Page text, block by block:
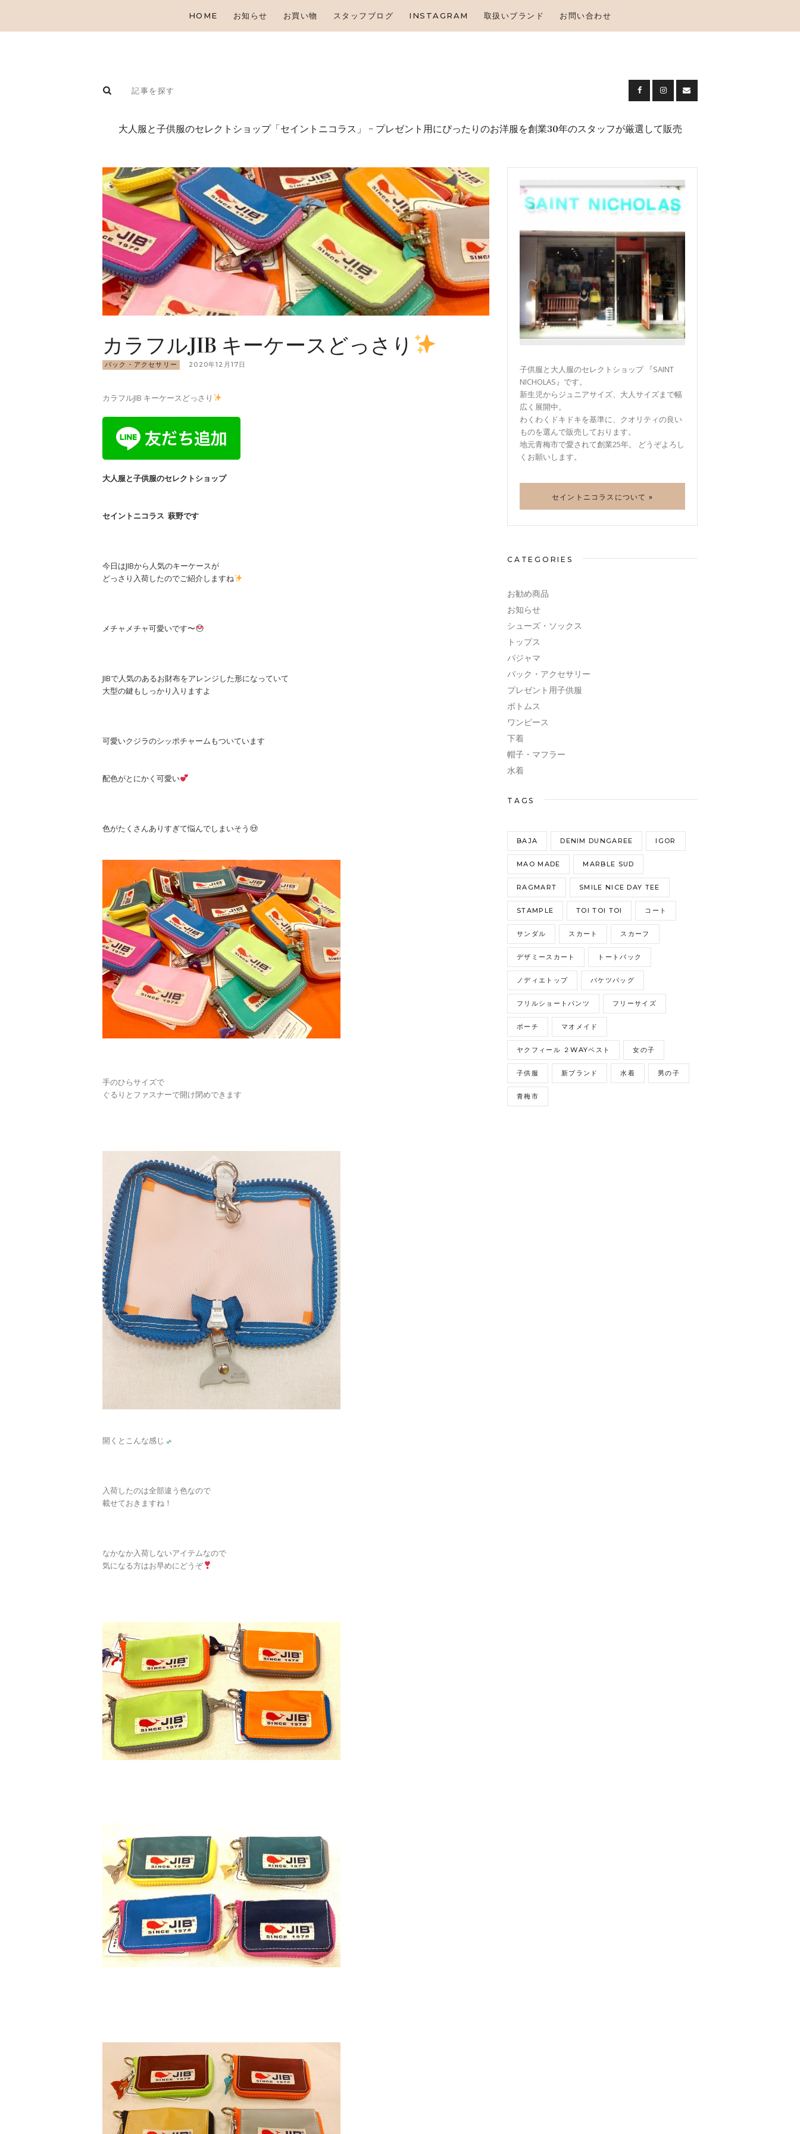
HOME お知らせ お買い物 スタッフブログ INSTAGRAM 取扱いブランド お問い合わせ
⼤⼈服と⼦供服のセレクトショップ「セイントニコラス」 – プレゼント⽤にぴったりのお洋服を創業30年のスタッフが厳選して販売
HOME
INSTAGRAM
お問い合わせ
カラフルJIB キーケースどっさり
バック・アクセサリー 2020年12月17日
カラフルJIB キーケースどっさり
大人服と子供服のセレクトショップ
セイントニコラス 萩野です
今日はJIBから人気のキーケースが
どっさり入荷したのでご紹介しますね
メチャメチャ可愛いです〜
JIBで人気のあるお財布をアレンジした形になっていて
大型の鍵もしっかり入りますよ
可愛いクジラのシッポチャームもついています
配色がとにかく可愛い
色がたくさんありすぎて悩んでしまいそう
手のひらサイズで
ぐるりとファスナーで開け閉めできます
開くとこんな感じ
入荷したのは全部違う色なので
載せておきますね！
なかなか入荷しないアイテムなので
気になる方はお早めにどうぞ
子供服と大人服のセレクトショップ 『SAINT
NICHOLAS』です。
新生児からジュニアサイズ、大人サイズまで幅
広く展開中。
わくわくドキドキを基準に、クオリティの良い
ものを選んで販売しております。
地元青梅市で愛されて創業25年。 どうぞよろし
くお願いします。
セイントニコラスについて »
CATEGORIES
お勧め商品
お知らせ
シューズ・ソックス
トップス
パジャマ
バック・アクセサリー
プレゼント用子供服
ボトムス
ワンピース
下着
帽子・マフラー
水着
TAGS
BAJA DENIM DUNGAREE IGOR
MAO MADE MARBLE SUD
RAGMART SMILE NICE DAY TEE
STAMPLE TOI TOI TOI コート
サンダル スカート スカーフ
デザミースカート トートバック
ノディエトップ バケツバッグ
フリルショートパンツ フリーサイズ
ポーチ マオメイド
ヤクフィール ２WAYベスト 女の子
子供服 新ブランド 水着 男の子
青梅市